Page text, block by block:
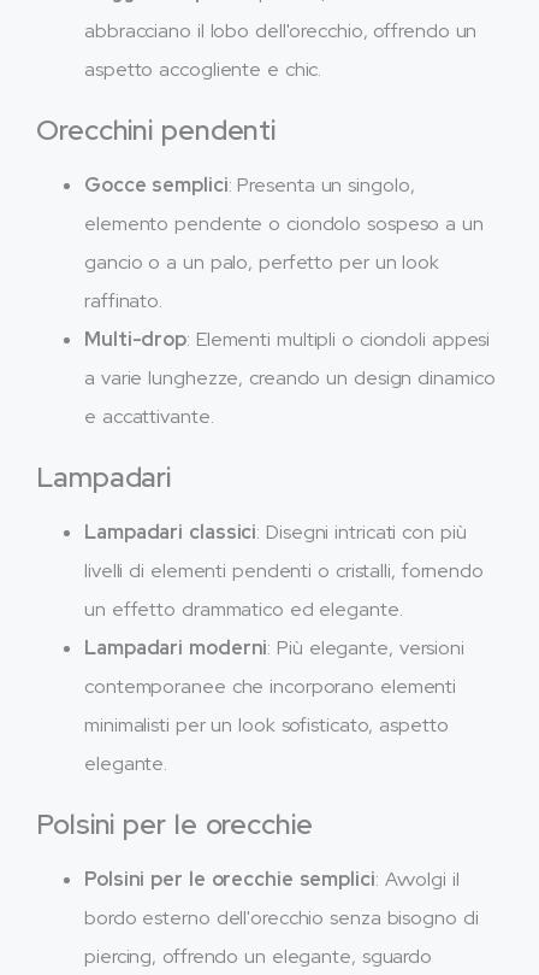
abbracciano il lobo dell'orecchio, offrendo un
aspetto accogliente e chic.
Orecchini pendenti
Gocce semplici: Presenta un singolo,
elemento pendente o ciondolo sospeso a un
gancio o a un palo, perfetto per un look
raffinato.
Multi-drop: Elementi multipli o ciondoli appesi
a varie lunghezze, creando un design dinamico
e accattivante.
Lampadari
Lampadari classici: Disegni intricati con più
livelli di elementi pendenti o cristalli, fornendo
un effetto drammatico ed elegante.
Lampadari moderni: Più elegante, versioni
contemporanee che incorporano elementi
minimalisti per un look sofisticato, aspetto
elegante.
Polsini per le orecchie
Polsini per le orecchie semplici: Avvolgi il
bordo esterno dell'orecchio senza bisogno di
piercing, offrendo un elegante, sguardo